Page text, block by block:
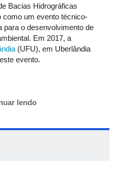
Bacias Hidrográficas
um evento técnico-
para o desenvolvimento de
Em 2017, a
(UFU), em Uberlândia
evento.
Estadual Paulista
apoios financeiros,
lendo